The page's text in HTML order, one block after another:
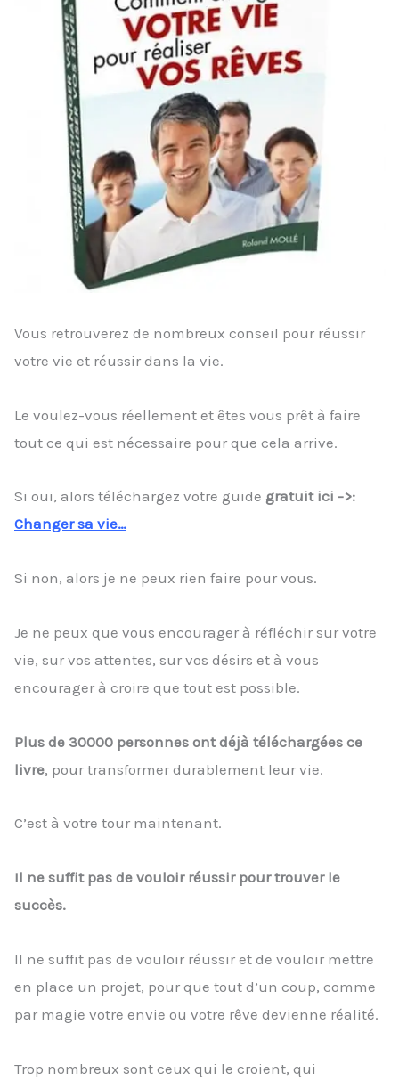
Vous retrouverez de nombreux conseil pour réussir
votre vie et réussir dans la vie.
Le voulez-vous réellement et êtes vous prêt à faire
tout ce qui est nécessaire pour que cela arrive.
Si oui, alors téléchargez votre guide gratuit ici ->:
Changer sa vie…
Si non, alors je ne peux rien faire pour vous.
Je ne peux que vous encourager à réfléchir sur votre
vie, sur vos attentes, sur vos désirs et à vous
encourager à croire que tout est possible.
Plus de 30000 personnes ont déjà téléchargées ce
livre, pour transformer durablement leur vie.
C’est à votre tour maintenant.
Il ne suffit pas de vouloir réussir pour trouver le
succès.
Il ne suffit pas de vouloir réussir et de vouloir mettre
en place un projet, pour que tout d’un coup, comme
par magie votre envie ou votre rêve devienne réalité.
Trop nombreux sont ceux qui le croient, qui